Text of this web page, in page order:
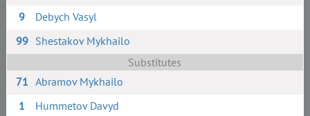
9
Debych Vasyl
99 Shestakov Mykhailo
Substitutes
71 Abramov Mykhailo
1
Hummetov Davyd